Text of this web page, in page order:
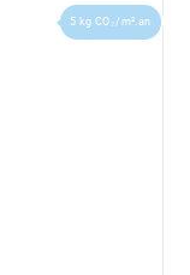
5 kg CO₂/m².an